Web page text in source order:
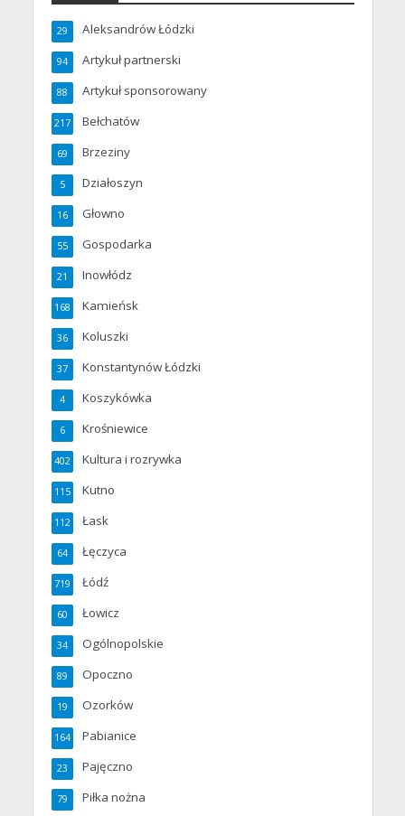
Aleksandrów Łódzki
29
Artykuł partnerski
94
Artykuł sponsorowany
88
Bełchatów
217
Brzeziny
69
Działoszyn
5
Głowno
16
Gospodarka
55
Inowłódz
21
Kamieńsk
168
Koluszki
36
Konstantynów Łódzki
37
Koszykówka
4
Krośniewice
6
Kultura i rozrywka
402
Kutno
115
Łask
112
Łęczyca
64
Łódź
719
Łowicz
60
Ogólnopolskie
34
Opoczno
89
Ozorków
19
Pabianice
164
Pajęczno
23
Piłka nożna
79